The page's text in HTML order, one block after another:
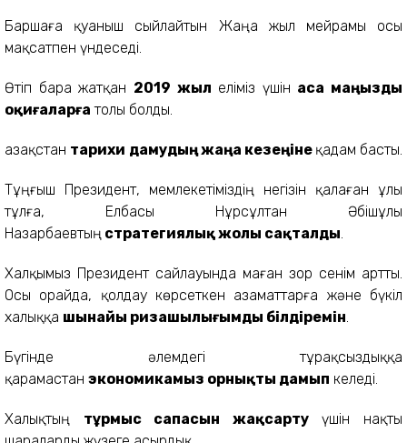
Баршаға қуаныш сыйлайтын Жаңа жыл мейрамы осы
мақсатпен үндеседі.
Өтіп бара жатқан 2019 жыл еліміз үшін аса маңызды
оқиғаларға толы болды.
Қазақстан тарихи дамудың жаңа кезеңіне қадам басты.
Тұңғыш Президент, мемлекетіміздің негізін қалаған ұлы
тұлға, Елбасы Нұрсұлтан Әбішұлы
Назарбаевтың стратегиялық жолы сақталды
Халқымыз Президент сайлауында маған зор сенім артты.
Осы орайда, қолдау көрсеткен азаматтарға және бүкіл
халыққа шынайы ризашылығымды білдіремін
Бүгінде әлемдегі тұрақсыздыққа
қарамастан экономикамыз орнықты дамып келеді.
Халықтың тұрмыс сапасын жақсартуүшін нақты